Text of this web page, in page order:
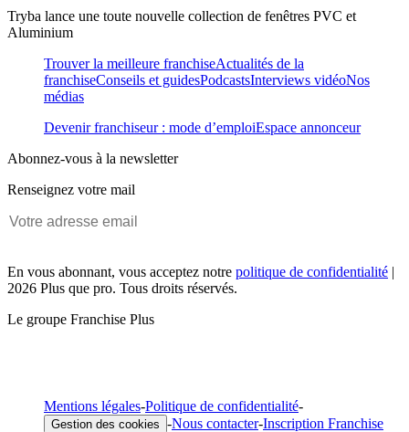
Tryba lance une toute nouvelle collection de fenêtres PVC et
Aluminium
Trouver la meilleure franchiseActualités de la
franchiseConseils et guidesPodcastsInterviews vidéoNos
médias
Devenir franchiseur : mode d’emploiEspace annonceur
Abonnez-vous à la newsletter
Renseignez votre mail
En vous abonnant, vous acceptez notre politique de confidentialité |
2026 Plus que pro. Tous droits réservés.
Le groupe Franchise Plus
Mentions légales-Politique de confidentialité-
Gestion des cookies -Nous contacter-Inscription Franchise